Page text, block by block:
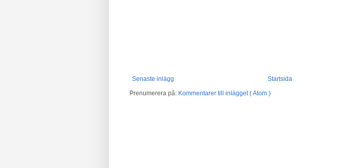
Senaste inlägg
Startsida
Prenumerera på: Kommentarer till inlägget ( Atom )